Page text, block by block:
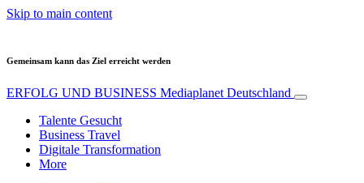
Skip to main content
Gemeinsam kann das Ziel erreicht werden
ERFOLG UND BUSINESS Mediaplanet Deutschland
Talente Gesucht
Business Travel
Digitale Transformation
More